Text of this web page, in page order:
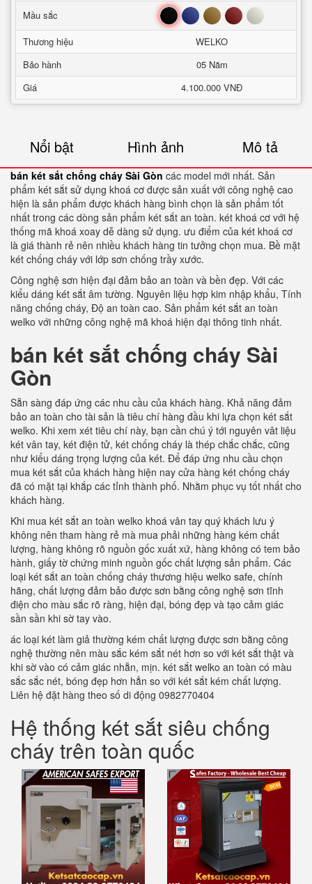
Mầu sắc Đen Xanh Nâu Đỏ Trắng
Thương hiệu
WELKO
Bảo hành
05 Năm
Giá
4.100.000 VNĐ
Nổi bật Hình ảnh Mô tả
bán két sắt chống cháy Sài Gòn các model mới nhất. Sản
phẩm két sắt sử dụng khoá cơ được sản xuất với công nghệ cao
hiện là sản phẩm được khách hàng bình chọn là sản phẩm tốt
nhất trong các dòng sản phẩm két sắt an toàn. két khoá cơ với hệ
thống mã khoá xoay dễ dàng sử dụng. ưu điểm của két khoá cơ
là giá thành rẻ nên nhiều khách hàng tin tưởng chọn mua. Bề mặt
két chống cháy với lớp sơn chống trầy xước.
Công nghệ sơn hiện đại đảm bảo an toàn và bền đẹp. Với các
kiểu dáng két sắt âm tường. Nguyên liệu hợp kim nhập khẩu, Tính
năng chống cháy, Độ an toàn cao. Sản phẩm két sắt an toàn
welko với những công nghệ mã khoá hiện đại thông tinh nhất.
bán két sắt chống cháy Sài
Gòn
Sẵn sàng đáp ứng các nhu cầu của khách hàng. Khả năng đảm
bảo an toàn cho tài sản là tiêu chí hàng đầu khi lựa chọn két sắt
welko. Khi xem xét tiêu chí này, bạn cần chú ý tới nguyên vât liệu
két vân tay, két điện tử, két chống cháy là thép chắc chắc, cũng
như kiểu dáng trọng lượng của két. Để đáp ứng nhu cầu chọn
mua két sắt của khách hàng hiện nay cửa hàng két chống cháy
đã có mặt tại khắp các tỉnh thành phố. Nhằm phục vụ tốt nhất cho
khách hàng.
Khi mua két sắt an toàn welko khoá vân tay quý khách lưu ý
không nên tham hàng rẻ mà mua phải những hàng kém chất
lượng, hàng không rõ nguồn gốc xuất xứ, hàng không có tem bảo
hành, giấy tờ chứng minh nguồn gốc chất lượng sản phẩm. Các
loại két sắt an toàn chống cháy thương hiệu welko safe, chính
hãng, chất lượng đảm bảo được sơn bằng công nghệ sơn tĩnh
điện cho màu sắc rõ ràng, hiện đại, bóng đẹp và tạo cảm giác
sần sần khi sờ tay vào.
ác loại két làm giả thường kém chất lượng được sơn bằng công
nghệ thường nên màu sắc kém sắt nét hơn so với két sắt thật và
khi sờ vào có cảm giác nhẵn, mịn. két sắt welko an toàn có màu
sắc sắc nét, bóng đẹp hơn hẳn so với két sắt kém chất lượng.
Liên hệ đặt hàng theo số di động 0982770404
Hệ thống két sắt siêu chống
cháy trên toàn quốc